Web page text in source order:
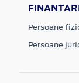
Persoane
Persoane